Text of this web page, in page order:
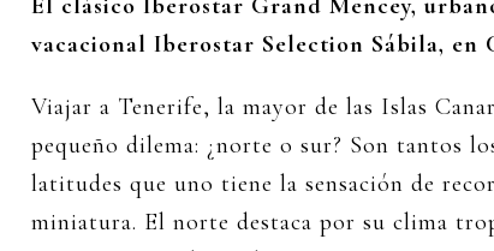
El clásico Iberostar Grand Mencey,
vacacional Iberostar Selection Sábila, en
Viajar a Tenerife, la mayor de las Islas
pequeño dilema: ¿norte o sur? Son tantos
latitudes que uno tiene la sensación de
miniatura. El norte destaca por su clima